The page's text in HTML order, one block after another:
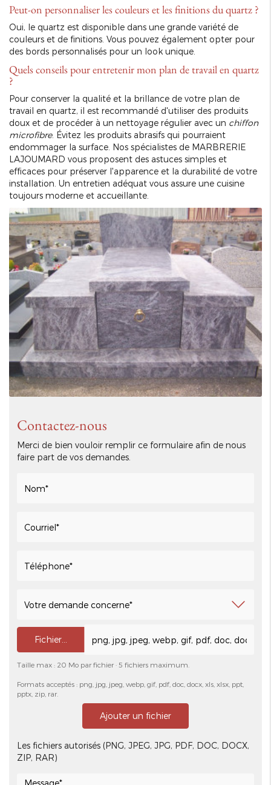
Peut-on personnaliser les couleurs et les finitions du quartz ?
Oui, le quartz est disponible dans une grande variété de
couleurs et de finitions. Vous pouvez également opter pour
des bords personnalisés pour un look unique.
Quels conseils pour entretenir mon plan de travail en quartz
?
Pour conserver la qualité et la brillance de votre plan de
travail en quartz, il est recommandé d'utiliser des produits
doux et de procéder à un nettoyage régulier avec un chiffon
microfibre. Évitez les produits abrasifs qui pourraient
endommager la surface. Nos spécialistes de MARBRERIE
LAJOUMARD vous proposent des astuces simples et
efficaces pour préserver l'apparence et la durabilité de votre
installation. Un entretien adéquat vous assure une cuisine
toujours moderne et accueillante.
Contactez-nous
Merci de bien vouloir remplir ce formulaire afin de nous
faire part de vos demandes.
Fichier…
Taille max : 20 Mo par fichier · 5 fichiers maximum.
Formats acceptés : png, jpg, jpeg, webp, gif, pdf, doc, docx, xls, xlsx, ppt,
pptx, zip, rar.
Ajouter un fichier
Les fichiers autorisés (PNG, JPEG, JPG, PDF, DOC, DOCX,
ZIP, RAR)